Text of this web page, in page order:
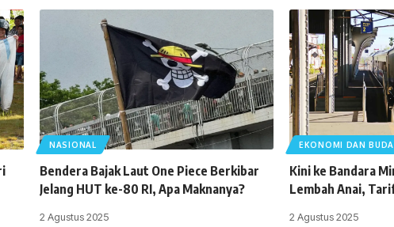
NASIONAL
Bendera Bajak Laut One Piece Berkibar
Jelang HUT ke-80 RI, Apa Maknanya?
2 Agustus 2025
EKONOMI DAN
Kini ke Bandara
Lembah Anai,
2 Agustus 2025